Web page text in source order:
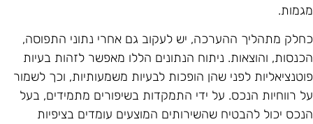
מתהליך ההערכה, יש לעקוב גם אחרי נתוני התפוסה,
והוצאות. ניתוח הנתונים הללו מאפשר לזהות בעיות
לפני שהן הופכות לבעיות משמעותיות, וכך לשמור
רווחיות הנכס. על ידי התמקדות בשיפורים מתמידים, בעל
יכול להבטיח שהשירותים המוצעים עומדים בציפיות